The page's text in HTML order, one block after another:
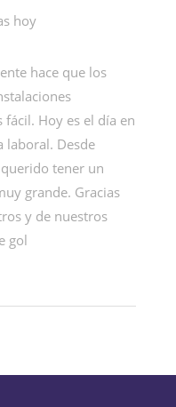
hoy
hace que los
Hoy es el día en
laboral. Desde
tener un
grande. Gracias
y de nuestros
gol